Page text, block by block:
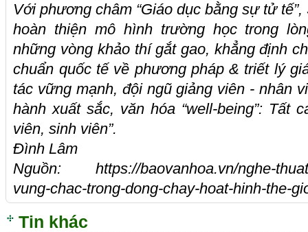
Với phương châm “Giáo dục bằng sự tử
hoàn thiện mô hình trường học trong
những vòng khảo thí gắt gao, khẳng định
chuẩn quốc tế về phương pháp & triết lý
tác vững mạnh, đội ngũ giảng viên - nhân
hành xuất sắc, văn hóa “well-being”: Tất
viên, sinh viên”.
Đình Lâm
Nguồn: https://baovanhoa.vn/nghe-
vung-chac-trong-dong-chay-hoat-hinh-the-
Tin khác